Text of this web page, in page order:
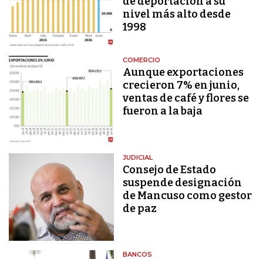
nivel más alto desde
1998
COMERCIO
Aunque exportaciones
crecieron 7% en junio,
ventas de café y flores se
fueron a la baja
JUDICIAL
Consejo de Estado
suspende designación
de Mancuso como gestor
de paz
BANCOS